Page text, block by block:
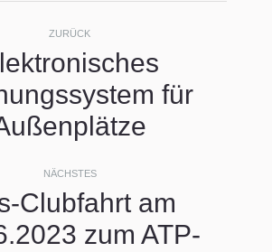
ZURÜCK
Vorheriger
Beitrag:
für
NÄCHSTES
Clubfahrt am
zum ATP-